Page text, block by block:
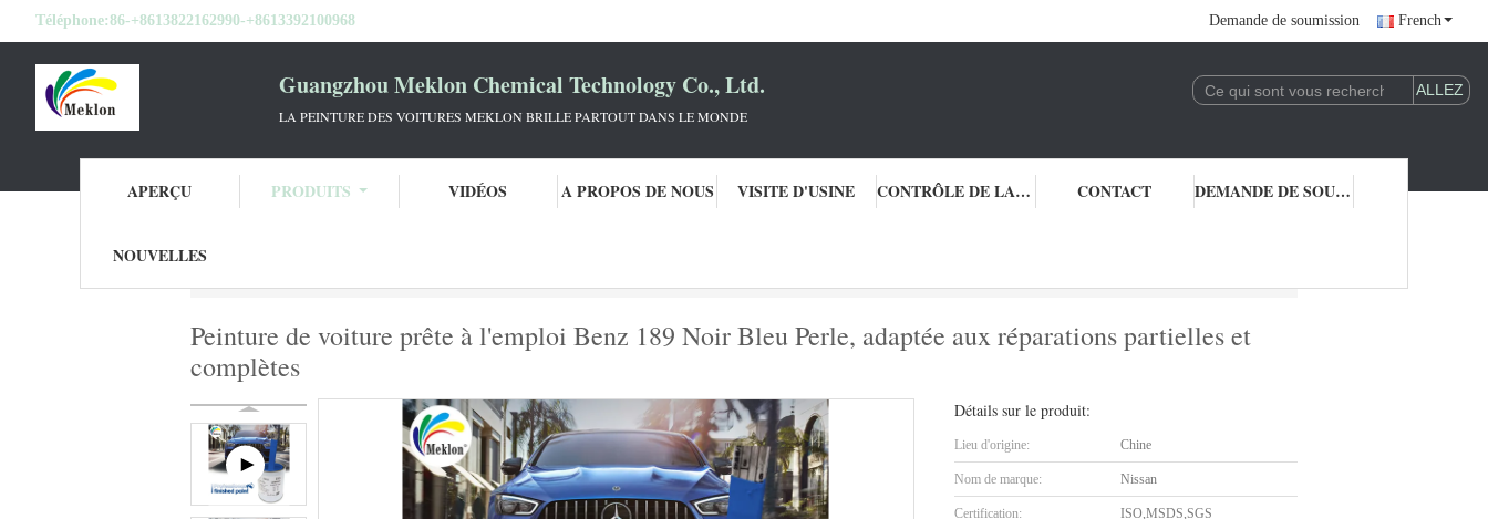
Téléphone:86-+8613822162990-+8613392100968 Demande de soumission French
Guangzhou Meklon Chemical Technology Co., Ltd.
LA PEINTURE DES VOITURES MEKLON BRILLE PARTOUT DANS LE MONDE
APERÇU PRODUITS VIDÉOS A PROPOS DE NOUS VISITE D'USINE CONTRÔLE DE LA QUALITÉ CONTACT DEMANDE DE SOUMISSION
NOUVELLES
Peinture de voiture prête à l'emploi Benz 189 Noir Bleu Perle, adaptée aux réparations partielles et
complètes
Détails sur le produit:
Lieu d'origine: Chine
Nom de marque: Nissan
Certification: ISO,MSDS,SGS